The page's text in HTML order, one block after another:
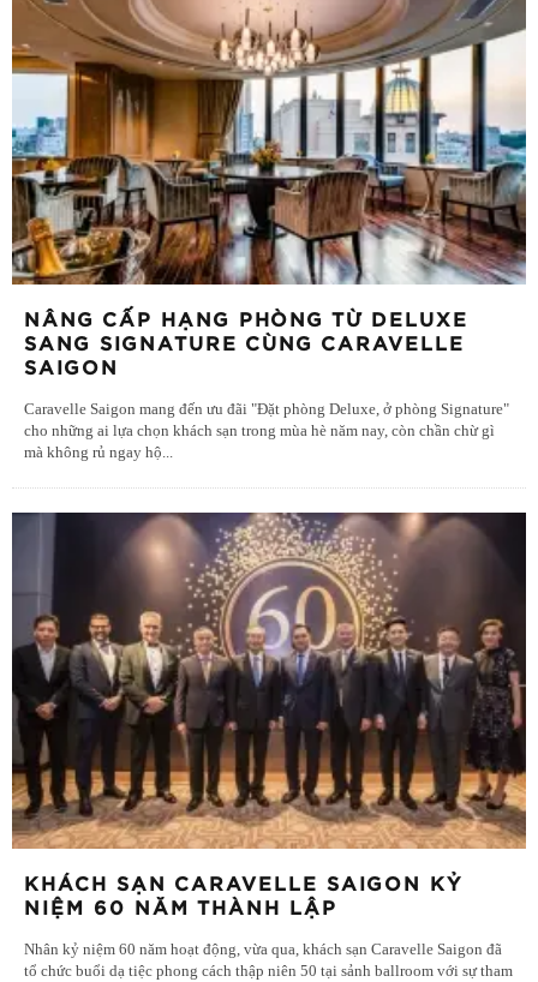
NÂNG CẤP HẠNG PHÒNG TỪ DELUXE
SANG SIGNATURE CÙNG CARAVELLE
SAIGON
Caravelle Saigon mang đến ưu đãi "Đặt phòng Deluxe, ở phòng Signature"
cho những ai lựa chọn khách sạn trong mùa hè năm nay, còn chần chừ gì
mà không rủ ngay hộ...
KHÁCH SẠN CARAVELLE SAIGON KỶ
NIỆM 60 NĂM THÀNH LẬP
Nhân kỷ niệm 60 năm hoạt động, vừa qua, khách sạn Caravelle Saigon đã
tổ chức buổi dạ tiệc phong cách thập niên 50 tại sảnh ballroom với sự tham